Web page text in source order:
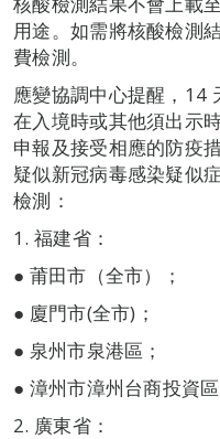
用途。如需將核酸檢測
費檢測。
應變協調中心提醒，14
在入境時或其他須出示
申報及接受相應的防疫
疑似新冠病毒感染疑似
檢測：
1. 福建省：
● 莆田市（全市）；
● 廈門市(全市)；
● 泉州市泉港區；
● 漳州市漳州台商投資區
2. 廣東省：